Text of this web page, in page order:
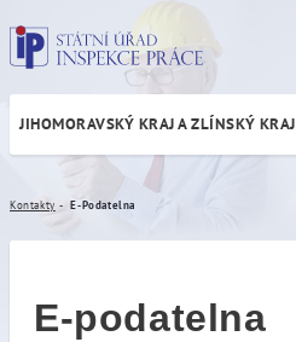
E-Podatelna
JIHOMORAVSKÝ KRAJ A ZLÍNSKÝ KRAJ
Kontakty E-Podatelna
E-podatelna